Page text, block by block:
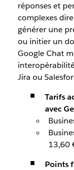
réponses et
complexes
générer une
ou initier un
Google Chat
Jira ou
Tarifs
avec
13,60
Points